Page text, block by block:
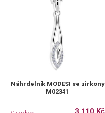
Náhrdelník MODESI se zirkony
M02341
3 110 Kč